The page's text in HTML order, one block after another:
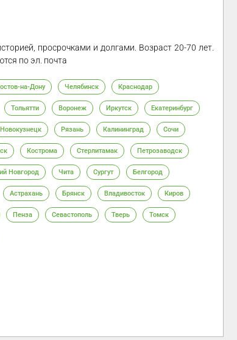
просрочками и долгами. Возраст 20-70 лет.
по эл. почта
на-Дону Челябинск Краснодар
Тольятти Воронеж Иркутск Екатеринбург
Новокузнецк Рязань Калининград Сочи
Кострома Стерлитамак Петрозаводск
Новгород Чита Сургут Белгород
Астрахань Брянск Владивосток Киров
Пенза Севастополь Тверь Томск